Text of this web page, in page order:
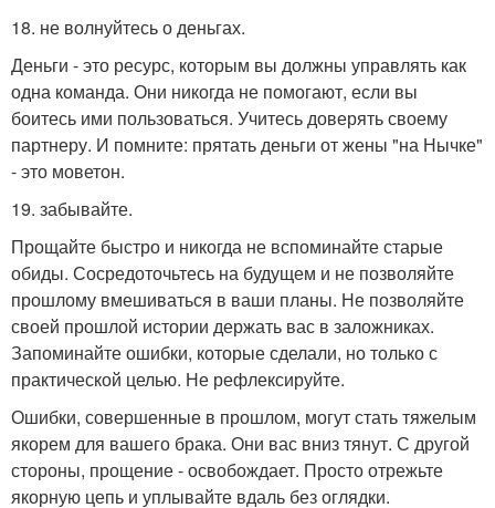
18. не волнуйтесь о деньгах.
Деньги - это ресурс, которым вы должны управлять как
одна команда. Они никогда не помогают, если вы
боитесь ими пользоваться. Учитесь доверять своему
партнеру. И помните: прятать деньги от жены "на Нычке"
- это моветон.
19. забывайте.
Прощайте быстро и никогда не вспоминайте старые
обиды. Сосредоточьтесь на будущем и не позволяйте
прошлому вмешиваться в ваши планы. Не позволяйте
своей прошлой истории держать вас в заложниках.
Запоминайте ошибки, которые сделали, но только с
практической целью. Не рефлексируйте.
Ошибки, совершенные в прошлом, могут стать тяжелым
якорем для вашего брака. Они вас вниз тянут. С другой
стороны, прощение - освобождает. Просто отрежьте
якорную цепь и уплывайте вдаль без оглядки.